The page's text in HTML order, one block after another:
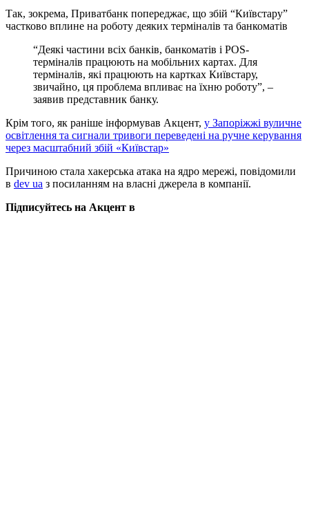
Так, зокрема, Приватбанк попереджає, що збій “Київстару”
частково вплине на роботу деяких терміналів та банкоматів
“Деякі частини всіх банків, банкоматів і POS-
терміналів працюють на мобільних картах. Для
терміналів, які працюють на картках Київстару,
звичайно, ця проблема впливає на їхню роботу”, –
заявив представник банку.
Крім того, як раніше інформував Акцент, у Запоріжжі вуличне
освітлення та сигнали тривоги переведені на ручне керування
через масштабний збій «Київстар»
Причиною стала хакерська атака на ядро мережі, повідомили
в dev ua з посиланням на власні джерела в компанії.
Підписуйтесь на Акцент в